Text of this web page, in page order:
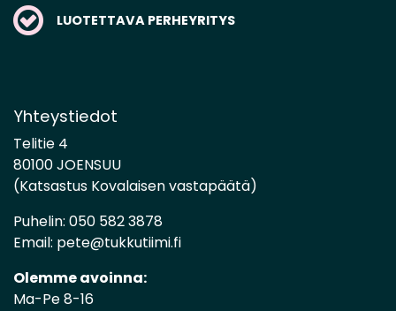
LUOTETTAVA PERHEYRITYS
Yhteystiedot
Telitie 4
80100 JOENSUU
(Katsastus Kovalaisen vastapäätä)
Puhelin: 050 582 3878
Email: pete@tukkutiimi.fi
Olemme avoinna:
Ma-Pe 8-16